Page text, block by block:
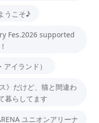
うこそ♪
Fes.2026 supported
イランド）
》だけど、猫と間違わ
暮らしてます
ユニオンアリーナ